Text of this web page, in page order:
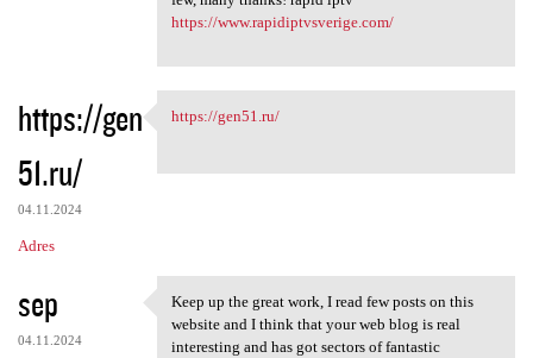
https://www.rapidiptvsverige.com/
https://gen
51.ru/
04.11.2024
Adres
https://gen51.ru/
https://gen51.ru/
sep
04.11.2024
Keep up the great work, I
Keep up the great work, I read few posts on this
website and I think that your web blog is real
interesting and has got sectors of fantastic